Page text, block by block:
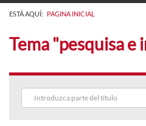
ESTÁ AQUÍ: PAGINA INICIAL
Tema "pesquisa e